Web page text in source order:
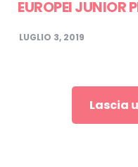
EUROPEI JUNIOR
LUGLIO 3, 2019
Lascia